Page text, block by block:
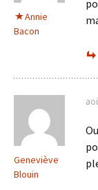
Annie
Bacon
Geneviève
Blouin